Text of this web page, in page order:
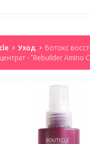
Уход
Ботокс
- "Rebuilder Amino